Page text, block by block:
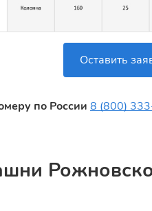
Оставить
по России 8 (800)